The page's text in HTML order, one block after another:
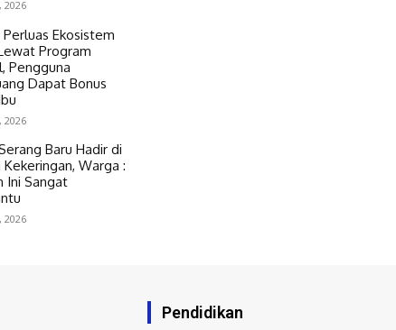
2026
Perluas Ekosistem
Program
Pengguna
Dapat Bonus
2026
Baru Hadir di
Warga :
Ini Sangat
2026
Pendidikan